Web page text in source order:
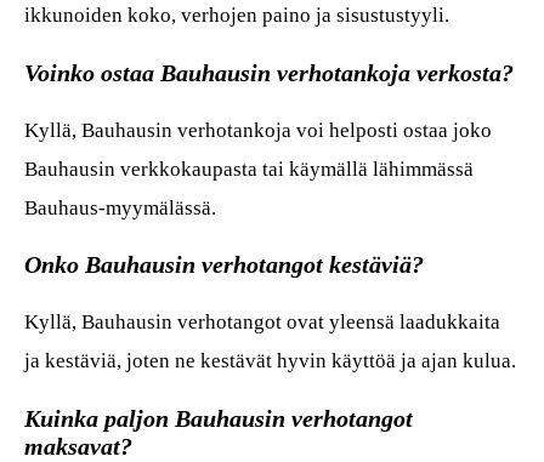
ikkunoiden koko, verhojen paino ja sisustustyyli.
Voinko ostaa Bauhausin verhotankoja verkosta?
Kyllä, Bauhausin verhotankoja voi helposti ostaa joko
Bauhausin verkkokaupasta tai käymällä lähimmässä
Bauhaus-myymälässä.
Onko Bauhausin verhotangot kestäviä?
Kyllä, Bauhausin verhotangot ovat yleensä laadukkaita
ja kestäviä, joten ne kestävät hyvin käyttöä ja ajan kulua.
Kuinka paljon Bauhausin verhotangot
maksavat?